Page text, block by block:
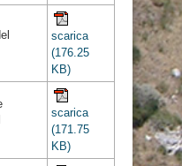
scarica
(176.25
KB)
scarica
(171.75
KB)